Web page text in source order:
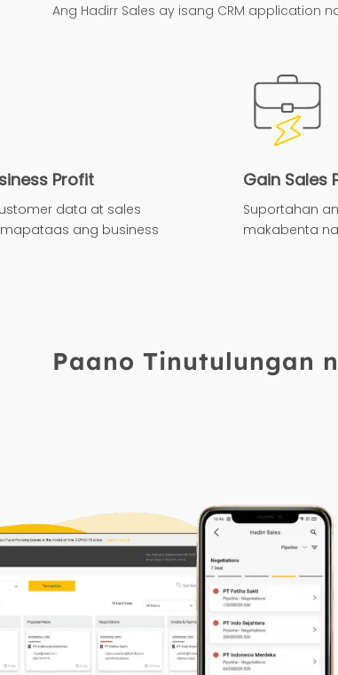
Ang Hadirr Sales ay isang CRM
Profit
data at sales
ang business
Gain Sales
Suportahan
makabenta
Paano Tinutulungan